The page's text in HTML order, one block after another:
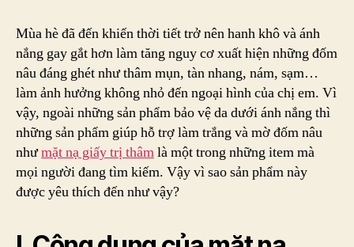
tinh
cho
Mùa hè đã đến khiến thời tiết trở nên hanh khô và ánh
nắng gay gắt hơn làm tăng nguy cơ xuất hiện những đốm
nâu đáng ghét như thâm mụn, tàn nhang, nám, sạm…
làm ảnh hưởng không nhỏ đến ngoại hình của chị em. Vì
vậy, ngoài những sản phẩm bảo vệ da dưới ánh nắng thì
những sản phẩm giúp hỗ trợ làm trắng và mờ đốm nâu
nhưmặt nạ giấy trị thâmlà một trong những item mà
mọi người đang tìm kiếm. Vậy vì sao sản phẩm này
được yêu thích đến như vậy?